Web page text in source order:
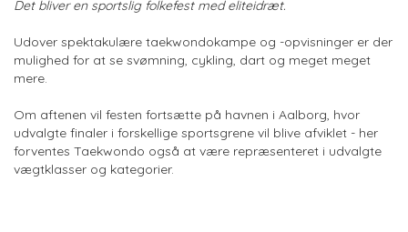
Det bliver en sportslig folkefest med eliteidræt.
Udover spektakulære taekwondokampe og -opvisninger er der
mulighed for at se svømning, cykling, dart og meget meget
mere.
Om aftenen vil festen fortsætte på havnen i Aalborg, hvor
udvalgte finaler i forskellige sportsgrene vil blive afviklet - her
forventes Taekwondo også at være repræsenteret i udvalgte
vægtklasser og kategorier.